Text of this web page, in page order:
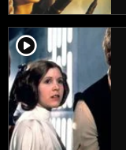
player2